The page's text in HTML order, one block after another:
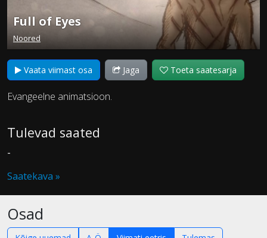
Full of Eyes
Noored
Vaata viimast osa Jaga Toeta saatesarja
Evangeelne animatsioon.
Tulevad saated
-
Saatekava »
Osad